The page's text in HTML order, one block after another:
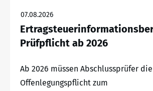
07.08.2026
Prüfpflicht ab 2026
Ab 2026 müssen Abschlussprüfer die
Offenlegungspflicht zum